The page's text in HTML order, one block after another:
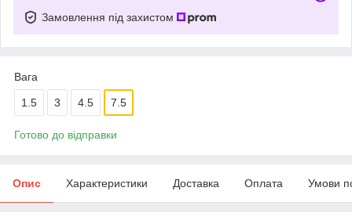
Замовлення під захистом
Вага
1.5 3 4.5 7.5
Готово до відправки
Опис Характеристики Доставка Оплата Умови